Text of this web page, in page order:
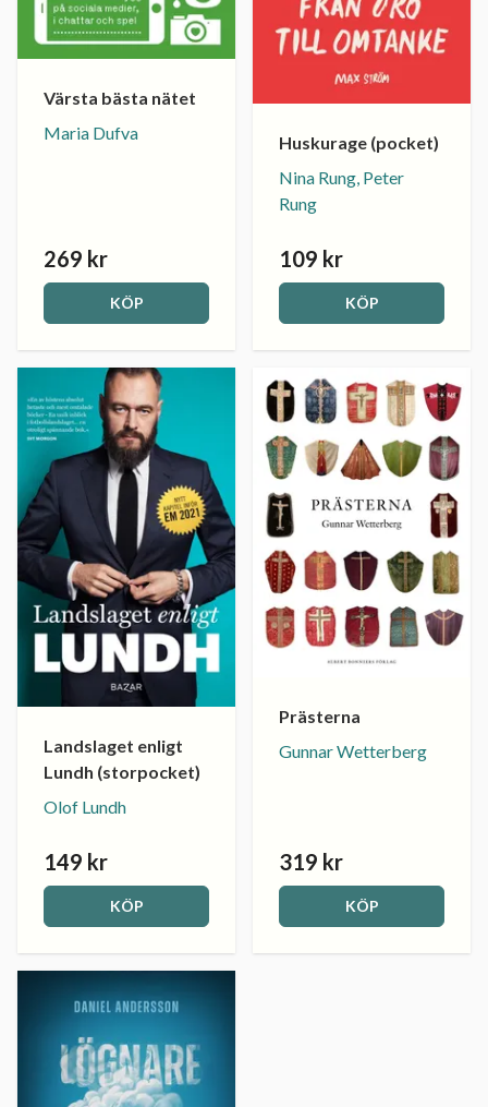
Värsta bästa nätet
Maria Dufva
269 kr
KÖP
Huskurage (pocket)
Nina Rung, Peter
Rung
109 kr
KÖP
Landslaget enligt
Lundh (storpocket)
Olof Lundh
149 kr
KÖP
Prästerna
Gunnar Wetterberg
319 kr
KÖP